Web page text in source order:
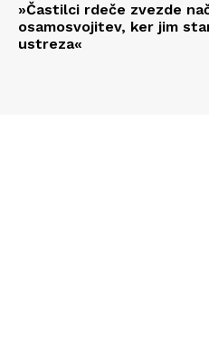
»Častilci rdeče zvezde
osamosvojitev, ker jim
ustreza«